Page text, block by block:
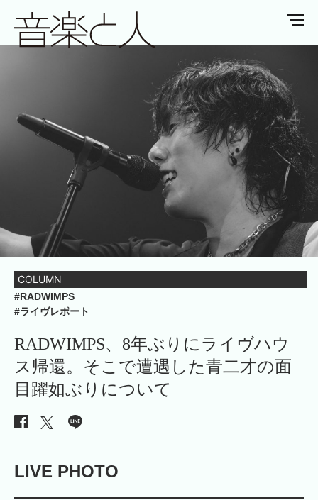
COLUMN
#RADWIMPS
#ライヴレポート
RADWIMPS、8年ぶりにライヴハウ
ス帰還。そこで遭遇した青二才の面
目躍如ぶりについて
LIVE PHOTO